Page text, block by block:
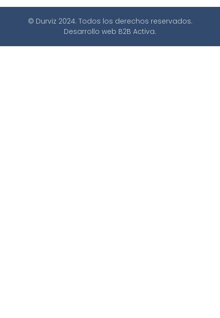
© Durviz 2024. Todos los derechos reservados.
Desarrollo web B2B Activa.